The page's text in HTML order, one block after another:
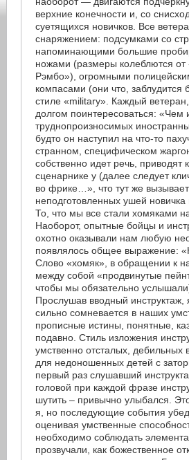
верхние конечности и, со
суетящихся новичков. Все
снаряжением: подсумками со
напоминающими большие
ножами (размеры колеблются от
Рэмбо»), огромными
компасами (они что,
стиле «military». Каждый
долгом поинтересоваться: «Чем
труднопроизносимых
будто он наступил на что-то
странном, специфическом
собственно идет речь, приводят
сценарнике у (далее следует
во фрике…», что тут же
неподготовленных ушей новичка
То, что мы все стали хомяками
Наоборот, опытные бойцы и
охотно оказывали нам любую
появлялось общее выражение:
Слово «хомяк», в обращении к
между собой «продвинутые
чтобы мы обязательно
Прослушав вводный инструктаж,
сильно сомневается в наших
прописные истины, понятные,
подавно. Стиль изложения
умственно отсталых, дебильных
для недоношенных детей с
первый раз слушавший
головой при каждой фразе
шутить – привычно улыбался.
я, но последующие события
оценивая умственные
необходимо соблюдать
прозвучали, как божественное